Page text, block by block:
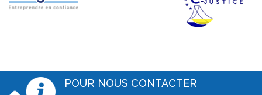
POUR NOUS CONTACTER